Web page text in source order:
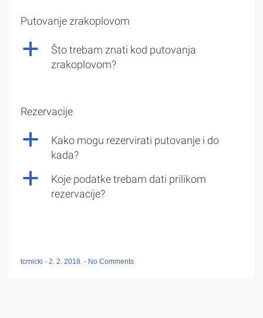
Putovanje zrakoplovom
a
Što trebam znati kod putovanja
zrakoplovom?
Rezervacije
a
Kako mogu rezervirati putovanje i do
kada?
a
Koje podatke trebam dati prilikom
rezervacije?
tcrnicki - 2. 2. 2018. - No Comments